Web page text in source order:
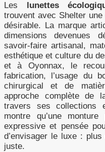
Les
lunettes
trouvent avec Shelter
désirable. La marque
dimensions devenues
savoir-faire artisanal,
esthétique et culture du
et à Oyonnax, le
fabrication, l’usage du
chirurgical et de
approche complète de
travers ses collections
montre qu’une
expressive et pensée
d’envisager le luxe :
juste.